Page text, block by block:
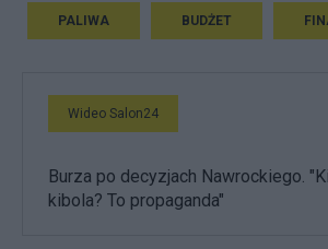
PALIWA BUDŻET
Wideo Salon24
Burza po decyzjach Nawrockiego.
kibola? To propaganda"